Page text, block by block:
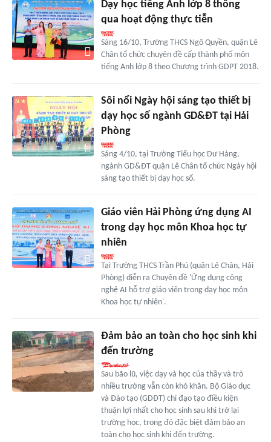
Dạy học tiếng Anh lớp 8 thông
qua hoạt động thực tiễn
Sáng 16/10, Trường THCS Ngô Quyền, quận Lê
Chân tổ chức chuyên đề cấp thành phố môn
tiếng Anh lớp 8 theo Chương trình GDPT 2018.
Sôi nổi Ngày hội sáng tạo thiết bị
dạy học số ngành GD&ĐT tại Hải
Phòng
Sáng 4/10, tại Trường Tiểu học Dư Hàng,
ngành GD&ĐT quận Lê Chân tổ chức Ngày hội
sáng tạo thiết bị dạy học số.
Giáo viên Hải Phòng ứng dụng AI
trong dạy học môn Khoa học tự
nhiên
Tại Trường THCS Trần Phú (quận Lê Chân, Hải
Phòng) diễn ra Chuyên đề 'Ứng dụng công
nghệ AI hỗ trợ giáo viên trong dạy học môn
Khoa học tự nhiên'.
Đảm bảo an toàn cho học sinh khi
đến trường
Sau bão lũ, việc dạy và học của thầy và trò
nhiều trường vẫn còn khó khăn. Bộ Giáo dục
và Đào tạo (GDĐT) chỉ đạo tạo điều kiện
thuận lợi nhất cho học sinh sau khi trở lại
trường học, trong đó đặc biệt đảm bảo an
toàn cho học sinh khi đến trường.